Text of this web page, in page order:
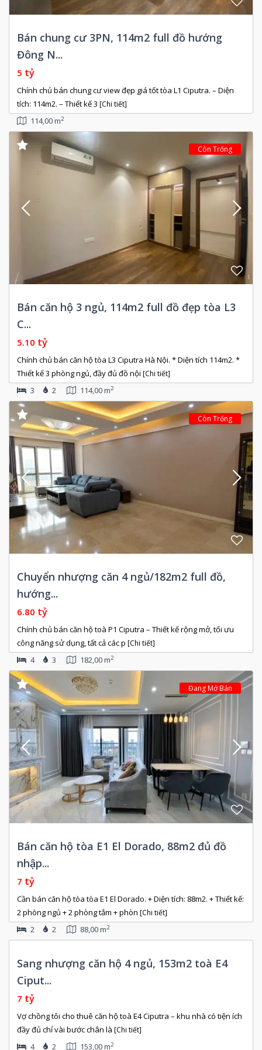
Bán chung cư 3PN, 114m2 full đồ hướng
Đông N...
5 tỷ
Chính chủ bán chung cư view đẹp giá tốt tòa L1 Ciputra. – Diện
tích: 114m2. – Thiết kế 3 [Chi tiết]
114,00 m2
Còn Trống
Bán căn hộ 3 ngủ, 114m2 full đồ đẹp tòa L3
C...
5.10 tỷ
Chính chủ bán căn hộ tòa L3 Ciputra Hà Nội. * Diện tích 114m2. *
Thiết kế 3 phòng ngủ, đầy đủ đồ nội [Chi tiết]
3 2 114,00 m2
Còn Trống
Chuyển nhượng căn 4 ngủ/182m2 full đồ,
hướng...
6.80 tỷ
Chính chủ bán căn hộ toà P1 Ciputra – Thiết kế rộng mở, tối ưu
công năng sử dụng, tất cả các p [Chi tiết]
4 3 182,00 m2
Đang Mở Bán
Bán căn hộ tòa E1 El Dorado, 88m2 đủ đồ
nhập...
7 tỷ
Cần bán căn hộ tòa tòa E1 El Dorado. + Diện tích: 88m2. + Thiết kế:
2 phòng ngủ + 2 phòng tắm + phòn [Chi tiết]
2 2 88,00 m2
Sang nhượng căn hộ 4 ngủ, 153m2 toà E4
Ciput...
7 tỷ
Vợ chồng tôi cho thuê căn hộ toà E4 Ciputra – khu nhà có tiện ích
đầy đủ chỉ vài bước chân là [Chi tiết]
4 2 153,00 m2